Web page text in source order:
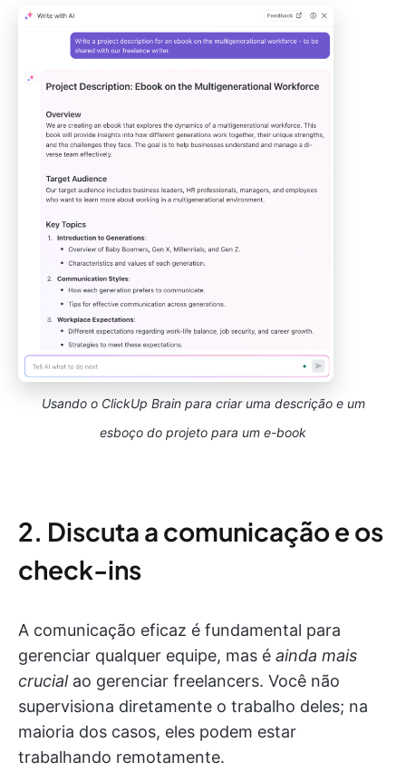
Usando o ClickUp Brain para criar uma descrição e um
esboço do projeto para um e-book
2. Discuta a comunicação e os
check-ins
A comunicação eficaz é fundamental para
gerenciar qualquer equipe, mas é ainda mais
crucialao gerenciar freelancers. Você não
supervisiona diretamente o trabalho deles; na
maioria dos casos, eles podem estar
trabalhando remotamente.